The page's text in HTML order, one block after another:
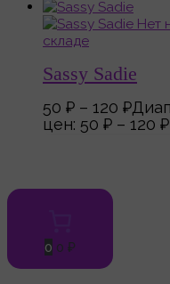
Нет
складе
Sassy Sadie
50 ₽ – 120 ₽
цен: 50 ₽ – 120 ₽
0 0 ₽